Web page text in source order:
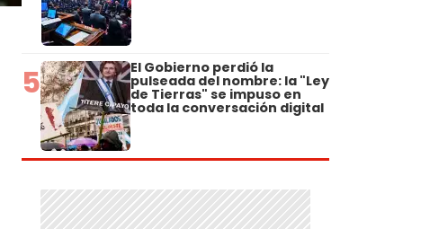
5 El Gobierno perdió la
pulseada del nombre: la "Ley
de Tierras" se impuso en
toda la conversación digital